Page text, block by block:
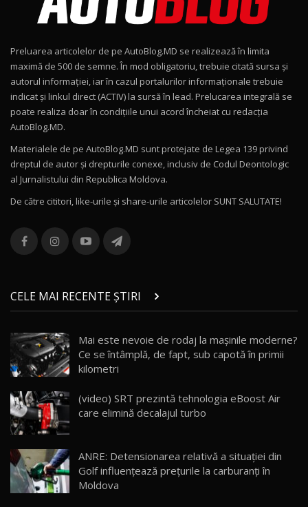
Noul Geely EX2 / Test Drive AutoBlog.MD
15:22
Mercedes-AMG E 53 HYBRID 4MATIC+ / Test
Drive AutoBlog.MD
16:27
11
Noul Volvo ES90 / Test Drive AutoBlog.MD
12
Noul MG HS / Test Drive AutoBlog.MD
16:48
13
combină aventura cu luxul / AutoBlog.MD
36:08
chinez care face lumea să se întoarcă după el
/ AutoBlog.MD
17:27
15 14:37
16
AutoBlogMD
13:10
17 20:06
Preluarea articolelor de pe AutoBlog.MD se realizează în limita
maximă de 500 de semne. În mod obligatoriu, trebuie citată sursa și
autorul informației, iar în cazul portalurilor informaționale trebuie
indicat și linkul direct (ACTIV) la sursă în lead. Prelucarea integrală se
poate realiza doar în condițiile unui acord încheiat cu redacţia
AutoBlog.MD.
Materialele de pe AutoBlog.MD sunt protejate de Legea 139 privind
dreptul de autor și drepturile conexe, inclusiv de Codul Deontologic
al Jurnalistului din Republica Moldova.
De către cititori, like-urile şi share-urile articolelor SUNT SALUTATE!
CELE MAI RECENTE ȘTIRI
Mai este nevoie de rodaj la mașinile moderne?
Ce se întâmplă, de fapt, sub capotă în primii
kilometri
(video) SRT prezintă tehnologia eBoost Air
care elimină decalajul turbo
ANRE: Detensionarea relativă a situației din
Golf influențează prețurile la carburanți în
Moldova